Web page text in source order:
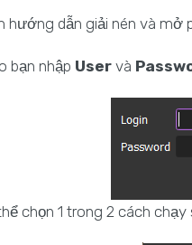
hướng dẫn giải nén và mở
bạn nhập User và
chọn 1 trong 2 cách chạy